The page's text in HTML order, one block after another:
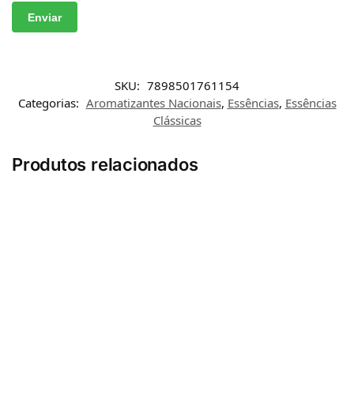
SKU: 7898501761154
Categorias: Aromatizantes Nacionais, Essências, Essências
Clássicas
Produtos relacionados